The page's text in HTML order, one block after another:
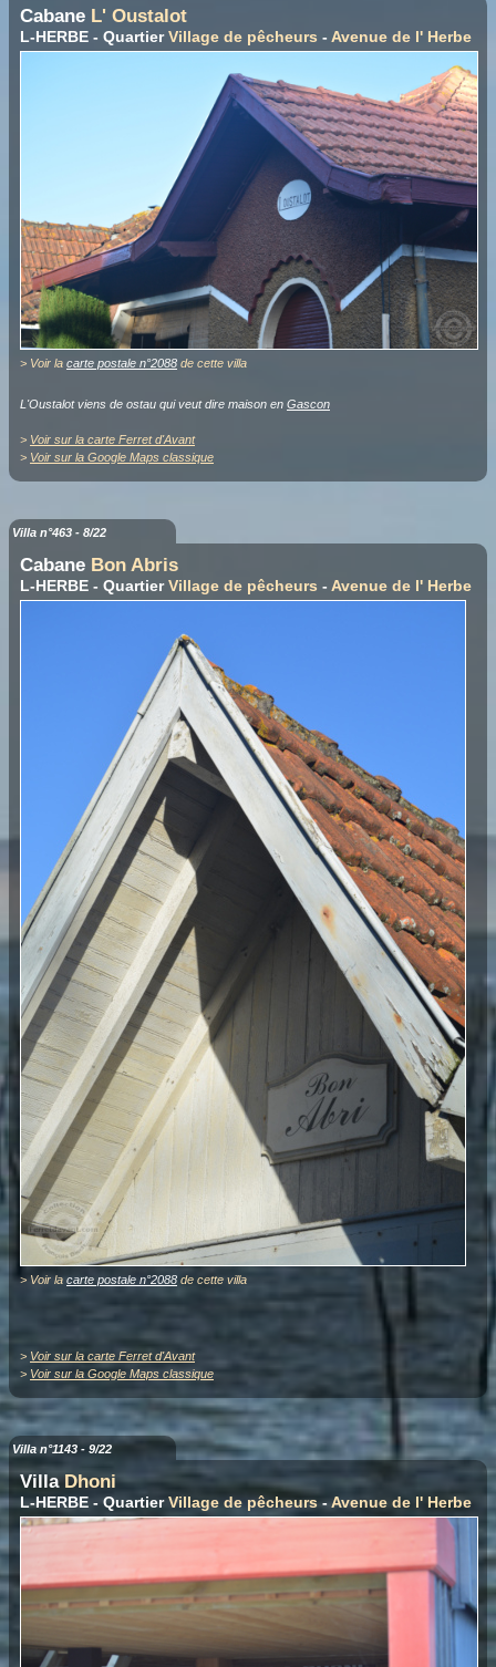
Cabane L' Oustalot
L-HERBE - QuartierVillage de pêcheurs - Avenue de l' Herbe
> Voir la carte postale n°2088 de cette villa
L'Oustalot viens de ostau qui veut dire maison en Gascon
> Voir sur la carte Ferret d'Avant
> Voir sur la Google Maps classique
Villa n°463 - 8/22
Cabane Bon Abris
L-HERBE - QuartierVillage de pêcheurs - Avenue de l' Herbe
> Voir la carte postale n°2088 de cette villa
> Voir sur la carte Ferret d'Avant
> Voir sur la Google Maps classique
Villa n°1143 - 9/22
VillaDhoni
L-HERBE - QuartierVillage de pêcheurs-Avenue de l' Herbe